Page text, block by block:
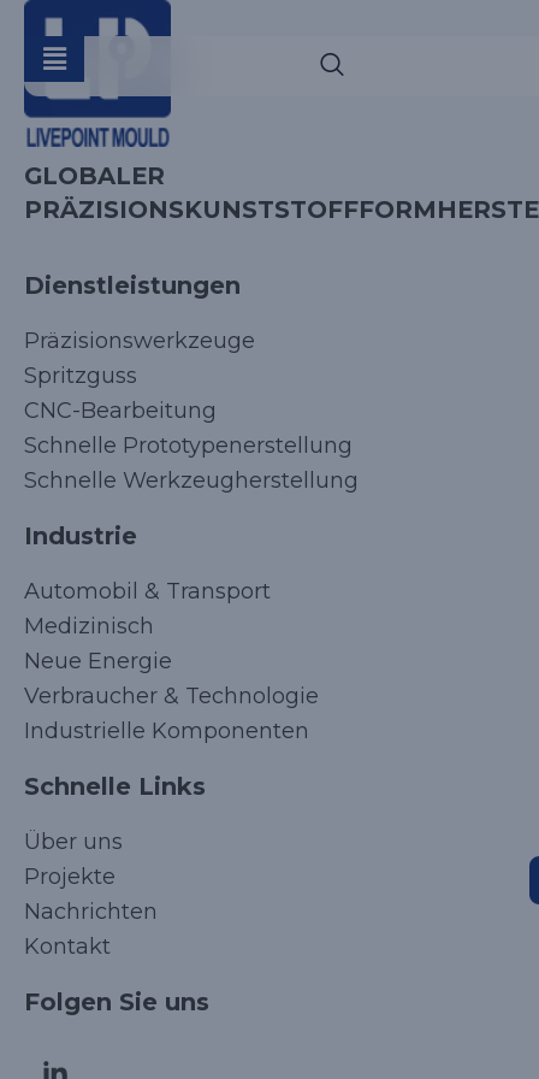
GLOBALER
Dienstleistungen
Präzisionswerkzeuge
Spritzguss
CNC-Bearbeitung
Schnelle Prototypenerstellung
Schnelle Werkzeugherstellung
Industrie
Automobil & Transport
Medizinisch
Neue Energie
Verbraucher & Technologie
Industrielle Komponenten
Schnelle Links
Über uns
Projekte
Nachrichten
Kontakt
Folgen Sie uns